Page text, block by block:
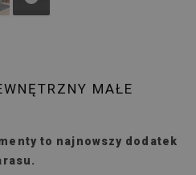
MAŁE
to najnowszy dodatek